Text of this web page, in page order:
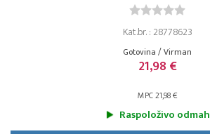
Kat.br. : 28778623
Gotovina / Virman
21,98 €
MPC 21,98 €
Raspoloživo odmah